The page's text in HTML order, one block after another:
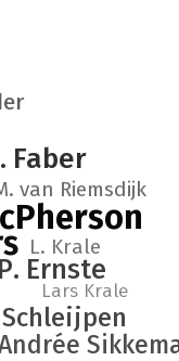
Faber
P. Ernste
Schleijpen
van Riemsdijk
L. Krale
Lars Krale